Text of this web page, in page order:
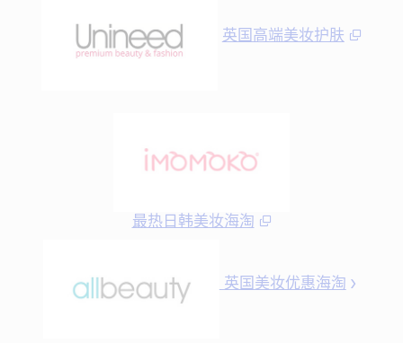
英国高端美妆护肤
最热日韩美妆海淘
英国美妆优惠海淘